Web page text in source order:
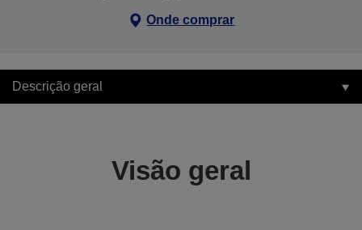
Onde comprar
Descrição geral
Visão geral